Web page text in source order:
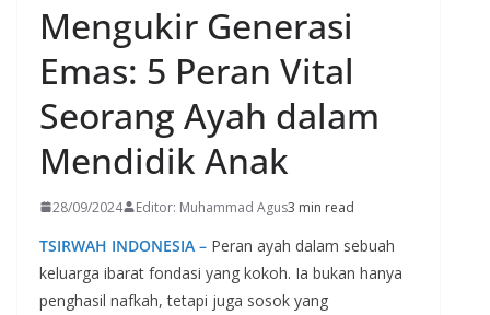
Mengukir Generasi
Emas: 5 Peran Vital
Seorang Ayah dalam
Mendidik Anak
28/09/2024 Editor: Muhammad Agus3 min read
TSIRWAH INDONESIA – Peran ayah dalam sebuah
keluarga ibarat fondasi yang kokoh. Ia bukan hanya
penghasil nafkah, tetapi juga sosok yang